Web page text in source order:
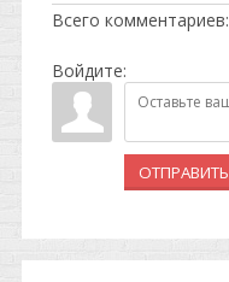
Всего комментариев:
Войдите:
ОТПРАВИТЬ